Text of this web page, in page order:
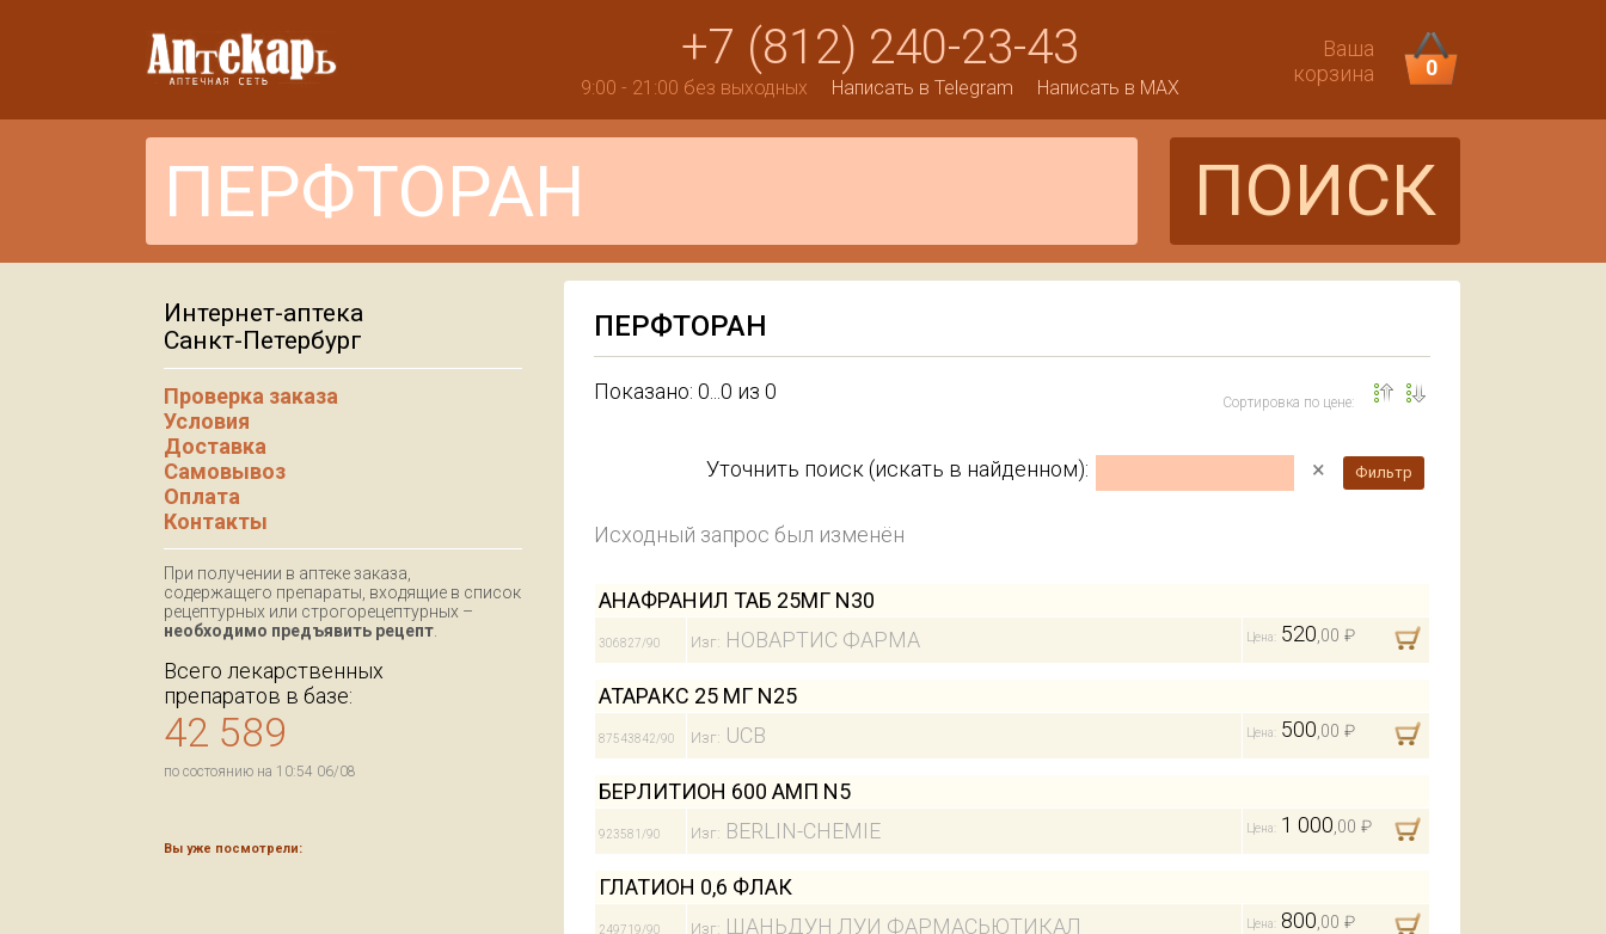
+7 (812) 240-23-43
9:00 - 21:00 без выходных Написать в Telegram Написать в MAX
Ваша
корзина
0
ПОИСК
Интернет-аптека
Санкт-Петербург
Проверка заказа
Условия
Доставка
Самовывоз
Оплата
Контакты
При получении в аптеке заказа,
содержащего препараты, входящие в список
рецептурных или строгорецептурных –
необходимо предъявить рецепт
Всего лекарственных
препаратов в базе:
42 589
по состоянию на 10:54 06/08
Вы уже посмотрели:
ПЕРФТОРАН
Сортировка по цене:
Показано: 0...0 из 0
× Фильтр
Уточнить поиск (искать в найденном):
Исходный запрос был изменён
АНАФРАНИЛ ТАБ 25МГ N30
306827/90 Изг: НОВАРТИС ФАРМА Цена: 520,00 ₽
АТАРАКС 25 МГ N25
87543842/90 Изг: UCB Цена: 500,00 ₽
БЕРЛИТИОН 600 АМП N5
923581/90 Изг: BERLIN-CHEMIE Цена: 1 000,00 ₽
ГЛАТИОН 0,6 ФЛАК
249719/90 Изг: ШАНЬДУН ЛУИ ФАРМАСЬЮТИКАЛ Цена: 800,00 ₽